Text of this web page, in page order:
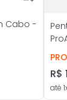
Cabo -
R$
até 1